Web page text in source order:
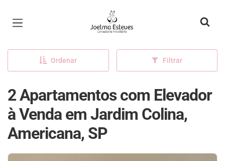
Página inicial
Ordenar Filtrar
2 Apartamentos com Elevador
à Venda em Jardim Colina,
Americana, SP